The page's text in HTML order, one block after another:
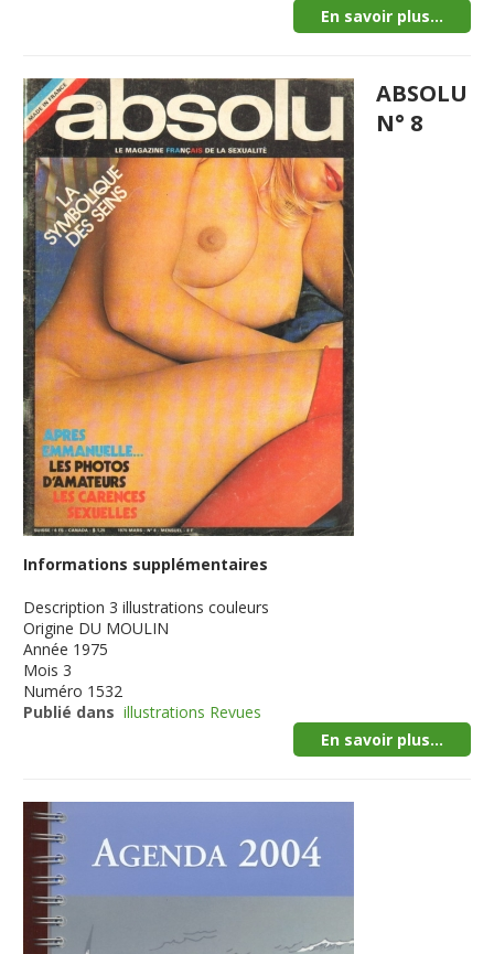
En savoir plus...
ABSOLU
N° 8
Informations supplémentaires
Description 3 illustrations couleurs
Origine DU MOULIN
Année 1975
Mois 3
Numéro 1532
Publié dans illustrations Revues
En savoir plus...